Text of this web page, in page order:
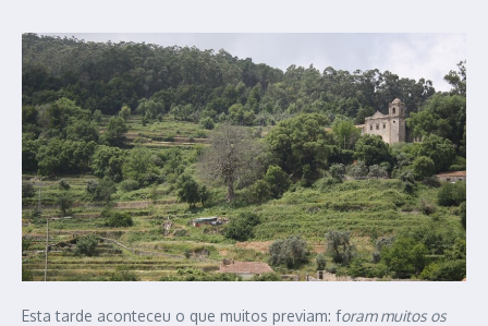
Esta tarde aconteceu o que muitos previam: foram muitos os